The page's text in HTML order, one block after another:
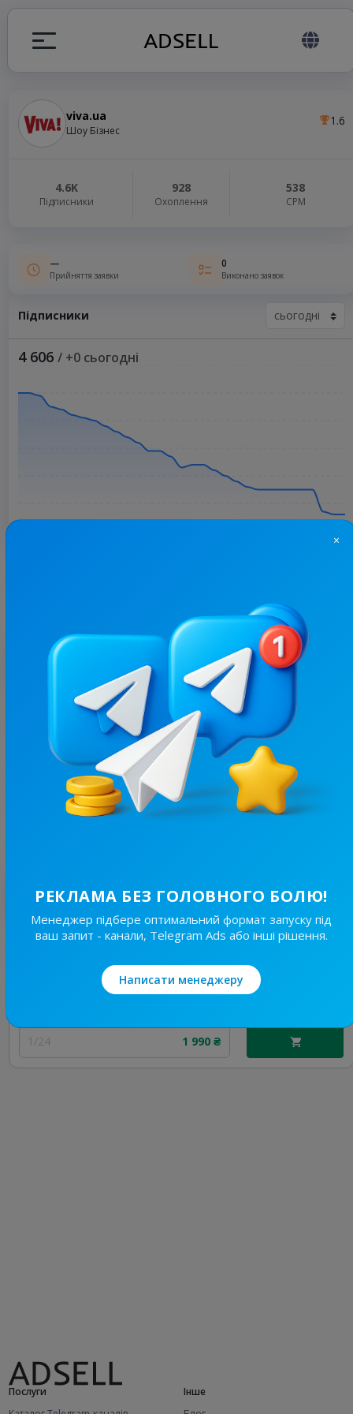
viva.ua
Шоу Бізнес
1.6
4.6K
Підписники
928
Охоплення
538
СРМ
—
Прийняття заявки
0
Виконано заявок
Підписники
4 606 / +0 сьогодні
З цим каналом часто купують
16.1
82.9K/
10.7K
Український Шоу-Бізнес
Жіночі, Шоу Бізнес, Блогери
Ціна реклами
1 990 ₴
Найкращі за темою
82.9K/
10.7K
Жіночі, Шоу Бізнес, Блогери
1/24 1 990 ₴
Послуги
Інше
×
РЕКЛАМА БЕЗ ГОЛОВНОГО БОЛЮ!
Менеджер підбере оптимальний формат запуску під
ваш запит - канали, Telegram Ads або інші рішення.
Написати менеджеру